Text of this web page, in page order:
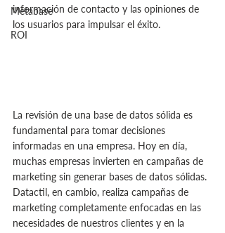
Metabase
ROI
información de contacto y las opiniones de
los usuarios para impulsar el éxito.
La revisión de una base de datos sólida es
fundamental para tomar decisiones
informadas en una empresa. Hoy en día,
muchas empresas invierten en campañas de
marketing sin generar bases de datos sólidas.
Datactil, en cambio, realiza campañas de
marketing completamente enfocadas en las
necesidades de nuestros clientes y en la